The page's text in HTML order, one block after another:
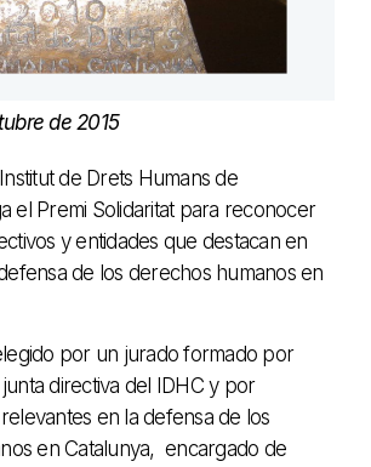
de 2015
de Drets Humans de
el Premi Solidaritat para reconocer
y entidades que destacan en
de los derechos humanos en
por un jurado formado por
directiva del IDHC y por
en la defensa de los
en Catalunya, encargado de